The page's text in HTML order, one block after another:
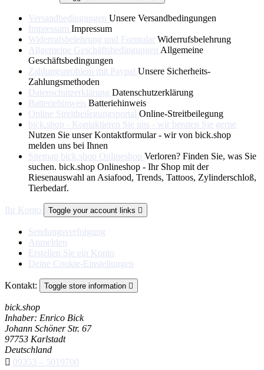
Versandbedingungen Unsere Versandbedingungen
Impressum Impressum
Widerrufsbelehrung und Formular Widerrufsbelehrung
Allgemeine Geschäftsbedingungen Allgemeine
Geschäftsbedingungen
Zahlungsproblem mit Paypal Unsere Sicherheits-
Zahlungsmethoden
Datenschutzerklärung Datenschutzerklärung
Batteriehinweis Batteriehinweis
Online Streitbeilegungsportal Online-Streitbeilegung
bick.shop - Kontaktieren Sie uns - wir beraten Sie gerne
Nutzen Sie unser Kontaktformular - wir von bick.shop
melden uns bei Ihnen
Sitemap bick.shop Onlineshop Verloren? Finden Sie, was Sie
suchen. bick.shop Onlineshop - Ihr Shop mit der
Riesenauswahl an Asiafood, Trends, Tattoos, Zylinderschloß,
Tierbedarf.
Ihr Konto Toggle your account links 
Sendungsverfolgung
Anmelden
Erstellen Sie ein Konto
Deine Cookie-Einstellungen
Kontakt: Toggle store information 
bick.shop
Inhaber: Enrico Bick
Johann Schöner Str. 67
97753 Karlstadt
Deutschland
 09353 – 5019700